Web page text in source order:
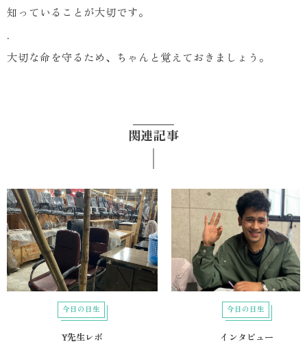
知っていることが大切です。
.
大切な命を守るため、ちゃんと覚えておきましょう。
関連記事
今日の日生
Y先生レポ
今日の日生
インタビュー